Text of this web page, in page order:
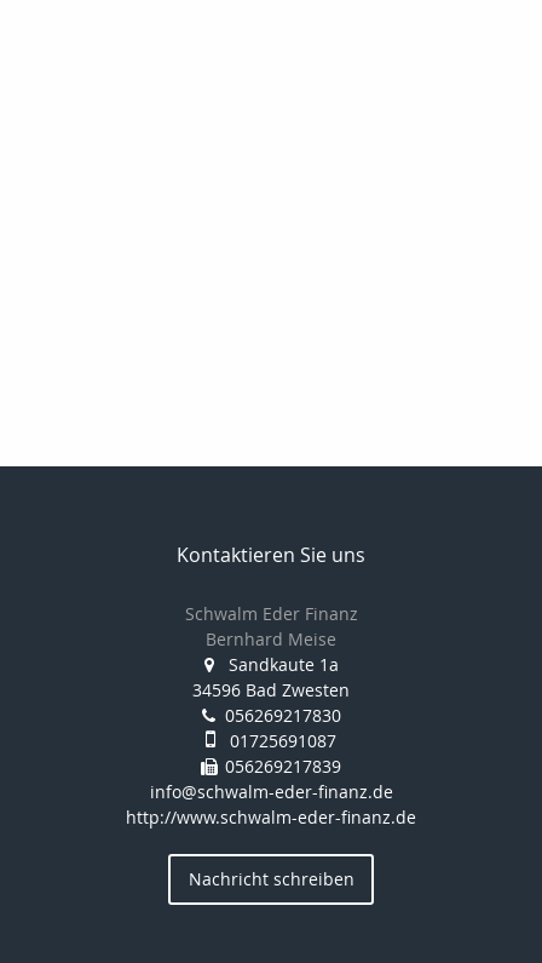
Kontaktieren Sie uns
Schwalm Eder Finanz
Bernhard Meise
Sandkaute 1a
34596 Bad Zwesten
056269217830
01725691087
056269217839
info@schwalm-eder-finanz.de
http://www.schwalm-eder-finanz.de
Nachricht schreiben